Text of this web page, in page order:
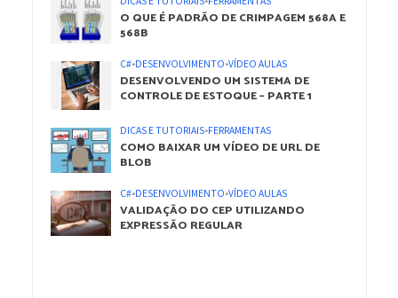
O QUE É PADRÃO DE CRIMPAGEM 568A E
568B
C#•DESENVOLVIMENTO•VÍDEO AULAS
DESENVOLVENDO UM SISTEMA DE
CONTROLE DE ESTOQUE – PARTE 1
DICAS E TUTORIAIS•FERRAMENTAS
COMO BAIXAR UM VÍDEO DE URL DE
BLOB
C#•DESENVOLVIMENTO•VÍDEO AULAS
VALIDAÇÃO DO CEP UTILIZANDO
EXPRESSÃO REGULAR